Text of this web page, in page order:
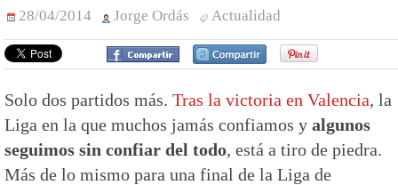
28/04/2014 Jorge Ordás Actualidad
Solo dos partidos más. Tras la victoria en Valencia, la
Liga en la que muchos jamás confiamos y algunos
seguimos sin confiar del todo, está a tiro de piedra.
Más de lo mismo para una final de la Liga de